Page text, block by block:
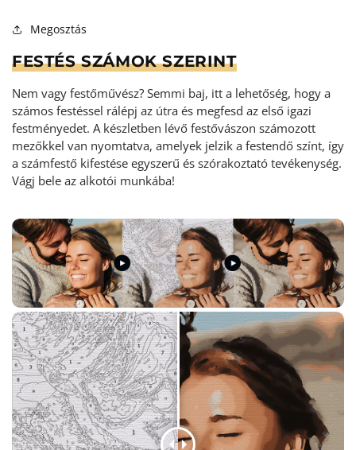
Megosztás
FESTÉS SZÁMOK SZERINT
Nem vagy festőművész? Semmi baj, itt a lehetőség, hogy a
számos festéssel rálépj az útra és megfesd az első igazi
festményedet. A készletben lévő festővászon számozott
mezőkkel van nyomtatva, amelyek jelzik a festendő színt, így
a számfestő kifestése egyszerű és szórakoztató tevékenység.
Vágj bele az alkotói munkába!